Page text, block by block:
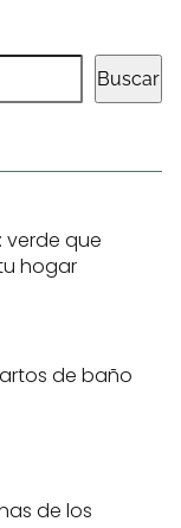
Buscar
verde que
hogar
de baño
de los